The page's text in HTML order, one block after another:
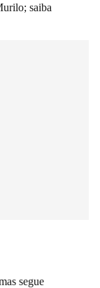
saiba
segue